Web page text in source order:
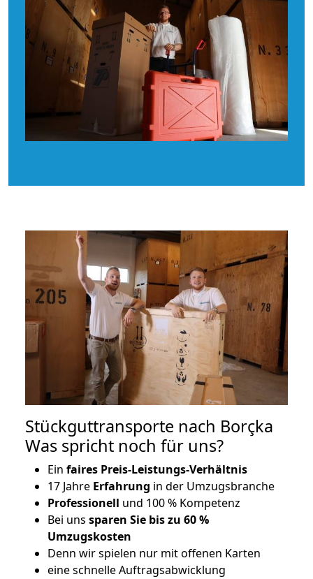
Stückguttransporte nach Borçka
Was spricht noch für uns?
Ein faires Preis-Leistungs-Verhältnis
17 Jahre Erfahrung in der Umzugsbranche
Professionell und 100 % Kompetenz
Bei uns sparen Sie bis zu 60 %
Umzugskosten
Denn wir spielen nur mit offenen Karten
eine schnelle Auftragsabwicklung